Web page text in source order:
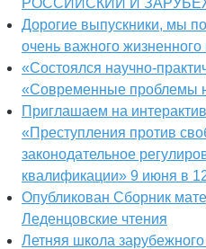
РОССИЙСКИЙ И
Дорогие выпускники, мы
очень важного жизненного
«Состоялся научно-
«Современные проблемы
Приглашаем на
«Преступления против
законодательное
квалификации» 9 июня в
Опубликован Сборник
Леденцовские чтения
Летняя школа